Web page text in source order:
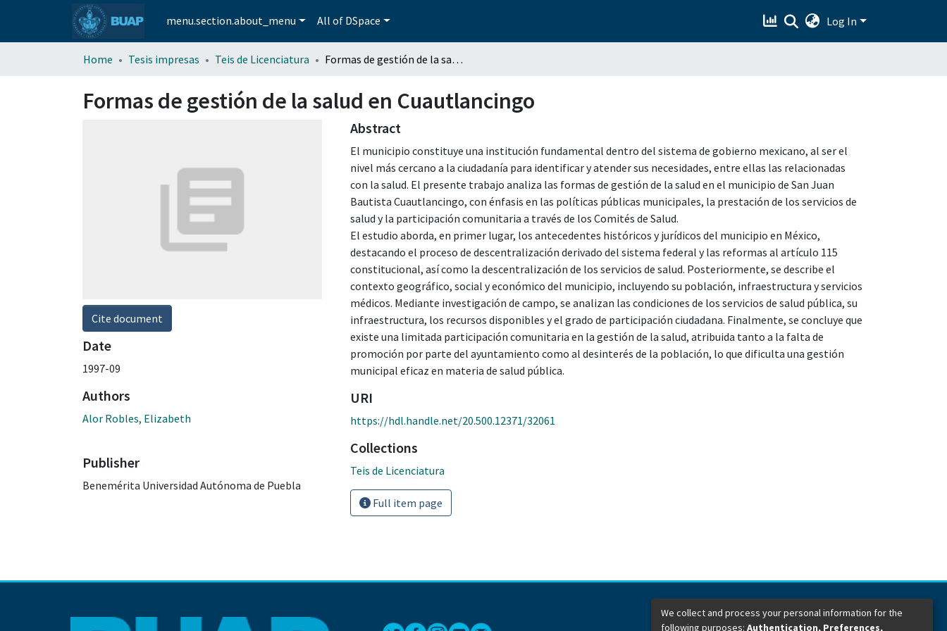
menu.section.about_menu All of DSpace Log In
Home Tesis impresas Teis de Licenciatura Formas de gestión de la salud en Cuautlancingo
Formas de gestión de la salud en Cuautlancingo
Cite document
Date
1997-09
Authors
Alor Robles, Elizabeth
Publisher
Benemérita Universidad Autónoma de Puebla
Abstract
El municipio constituye una institución fundamental dentro del sistema de gobierno mexicano, al ser el
nivel más cercano a la ciudadanía para identificar y atender sus necesidades, entre ellas las relacionadas
con la salud. El presente trabajo analiza las formas de gestión de la salud en el municipio de San Juan
Bautista Cuautlancingo, con énfasis en las políticas públicas municipales, la prestación de los servicios de
salud y la participación comunitaria a través de los Comités de Salud.
El estudio aborda, en primer lugar, los antecedentes históricos y jurídicos del municipio en México,
destacando el proceso de descentralización derivado del sistema federal y las reformas al artículo 115
constitucional, así como la descentralización de los servicios de salud. Posteriormente, se describe el
contexto geográfico, social y económico del municipio, incluyendo su población, infraestructura y servicios
médicos. Mediante investigación de campo, se analizan las condiciones de los servicios de salud pública, su
infraestructura, los recursos disponibles y el grado de participación ciudadana. Finalmente, se concluye que
existe una limitada participación comunitaria en la gestión de la salud, atribuida tanto a la falta de
promoción por parte del ayuntamiento como al desinterés de la población, lo que dificulta una gestión
municipal eficaz en materia de salud pública.
URI
https://hdl.handle.net/20.500.12371/32061
Collections
Teis de Licenciatura
Full item page
Dirección General de Bibliotecas
We collect and process your personal information for the
following purposes: Authentication, Preferences,